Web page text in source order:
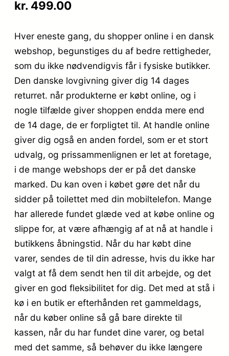
kr. 499.00
Hver eneste gang, du shopper online i en dansk
webshop, begunstiges du af bedre rettigheder,
som du ikke nødvendigvis får i fysiske butikker.
Den danske lovgivning giver dig 14 dages
returret. når produkterne er købt online, og i
nogle tilfælde giver shoppen endda mere end
de 14 dage, de er forpligtet til. At handle online
giver dig også en anden fordel, som er et stort
udvalg, og prissammenlignen er let at foretage,
i de mange webshops der er på det danske
marked. Du kan oven i købet gøre det når du
sidder på toilettet med din mobiltelefon. Mange
har allerede fundet glæde ved at købe online og
slippe for, at være afhængig af at nå at handle i
butikkens åbningstid. Når du har købt dine
varer, sendes de til din adresse, hvis du ikke har
valgt at få dem sendt hen til dit arbejde, og det
giver en god fleksibilitet for dig. Det med at stå i
kø i en butik er efterhånden ret gammeldags,
når du køber online så gå bare direkte til
kassen, når du har fundet dine varer, og betal
med det samme, så behøver du ikke længere